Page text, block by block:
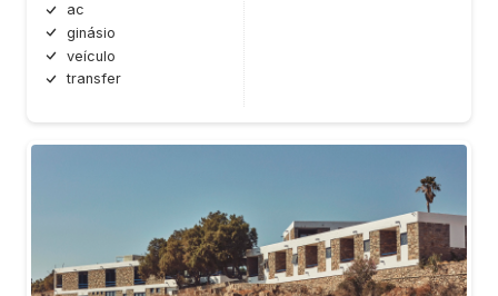
ac
ginásio
veículo
transfer